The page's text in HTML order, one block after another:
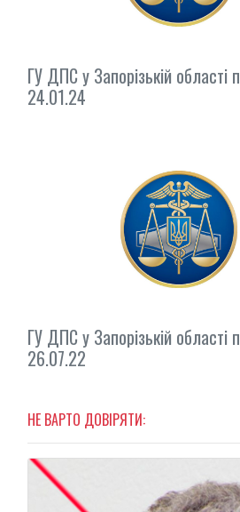
ГУ ДПС у Запорізькій області
24.01.24
ГУ ДПС у Запорізькій області
26.07.22
НЕ ВАРТО ДОВІРЯТИ: